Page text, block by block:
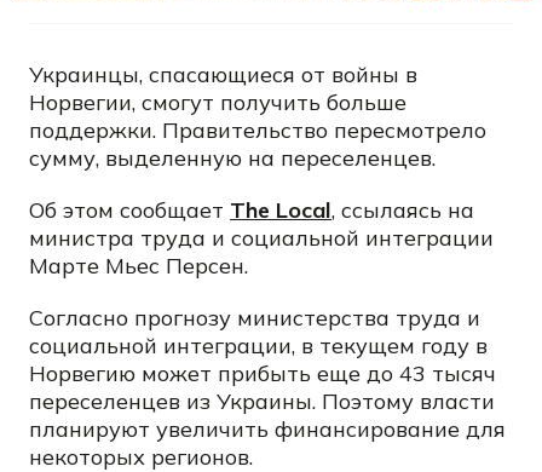
Украинцы, спасающиеся от войны в
Норвегии, смогут получить больше
поддержки. Правительство пересмотрело
сумму, выделенную на переселенцев.
Об этом сообщает The Local, ссылаясь на
министра труда и социальной интеграции
Марте Мьес Персен.
Согласно прогнозу министерства труда и
социальной интеграции, в текущем году в
Норвегию может прибыть еще до 43 тысяч
переселенцев из Украины. Поэтому власти
планируют увеличить финансирование для
некоторых регионов.